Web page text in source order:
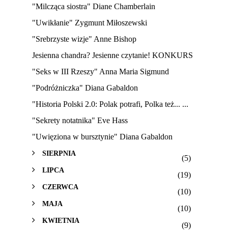
"Milcząca siostra" Diane Chamberlain
"Uwikłanie" Zygmunt Miłoszewski
"Srebrzyste wizje" Anne Bishop
Jesienna chandra? Jesienne czytanie! KONKURS
"Seks w III Rzeszy" Anna Maria Sigmund
"Podróżniczka" Diana Gabaldon
"Historia Polski 2.0: Polak potrafi, Polka też... ...
"Sekrety notatnika" Eve Hass
"Uwięziona w bursztynie" Diana Gabaldon
SIERPNIA
(5)
LIPCA
(19)
CZERWCA
(10)
MAJA
(10)
KWIETNIA
(9)